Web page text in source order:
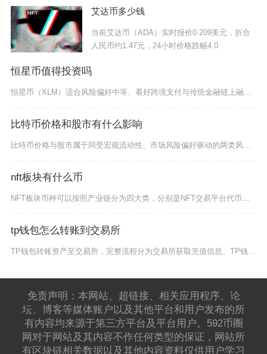
艾达币多少钱
当前艾达币（ADA）实时报价0.209美元，折合
人民币约1.47元，24小时价格跌幅4.0
恒星币值得投资吗
恒星币（XLM）适合风险偏好中等、看好跨境支付与传统金融链上融合的长期投资者，不适合短期投
比特币价格和股市有什么影响
比特币价格与股市属于同受宏观流动性、市场风险偏好驱动的两类风险资产，二者呈现动态联动关系，
nft板块有什么币
NFT板块币种可以按照产业链分为四大类，分别是NFT交易平台代币、元宇宙虚拟资产代币、NF
tp钱包怎么转账到交易所
TP钱包转账资产至交易所，完整流程分为交易所获取充值信息、TP钱包发起转账、手续费参数设置
免责声明：本网站、超链接、相关应用程序、论
坛、博客等媒体账户以及其他平台和用户发布的所
有内容均来源于第三方平台及平台用户。592币圈
网对于网站及其内容不作任何类型的保证，网站所
有区块链相关数据以及其他内容资料仅供用户学习